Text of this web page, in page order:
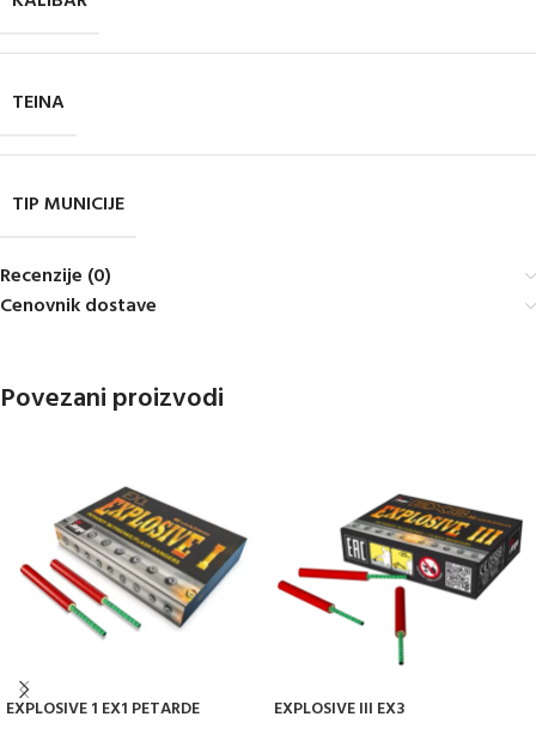
TEINA
TIP MUNICIJE
Recenzije (0)
Cenovnik dostave
Povezani proizvodi
EXPLOSIVE 1 EX1 PETARDE
EXPLOSIVE III EX3